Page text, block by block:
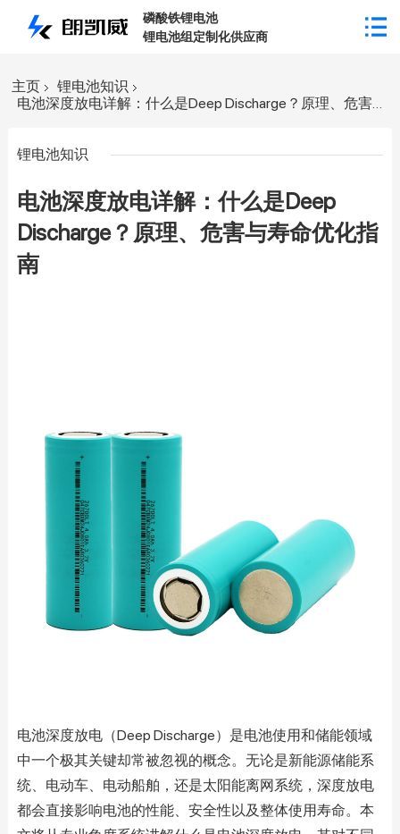
磷酸铁锂电池
锂电池组定制化供应商
主页
锂电池知识
电池深度放电详解：什么是Deep Discharge？原理、危害与寿命优化指南
锂电池知识
电池深度放电详解：什么是Deep
Discharge？原理、危害与寿命优化指
南
电池深度放电（Deep Discharge）是电池使用和储能领域
中一个极其关键却常被忽视的概念。无论是新能源储能系
统、电动车、电动船舶，还是太阳能离网系统，深度放电
都会直接影响电池的性能、安全性以及整体使用寿命。本